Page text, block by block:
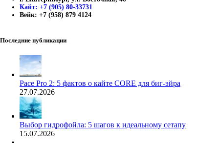
Кайт: +7 (905) 80-33731
Вейк: +7 (958) 879 4124
Последние публикации
Pace Pro 2: 5 фактов о кайте CORE для биг-эйра
27.07.2026
Выбор гидрофойла: 5 шагов к идеальному сетапу
15.07.2026